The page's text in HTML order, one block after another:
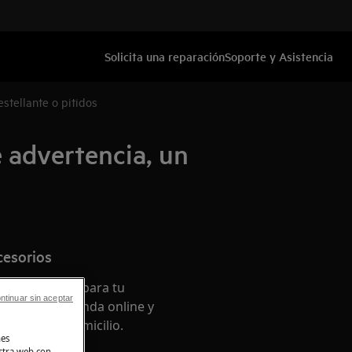
Solicita una reparaciónSoporte y Asistencia
o pitidos
un
originales para tu
nuestra tienda online y
en tu domicilio.
sin aceptar